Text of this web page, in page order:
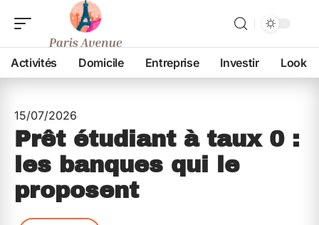
Activités Domicile Entreprise Investir Look
15/07/2026
Prêt étudiant à taux 0 :
les banques qui le
proposent